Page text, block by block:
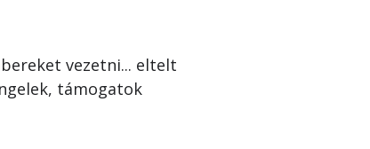
vezetni... eltelt
támogatok